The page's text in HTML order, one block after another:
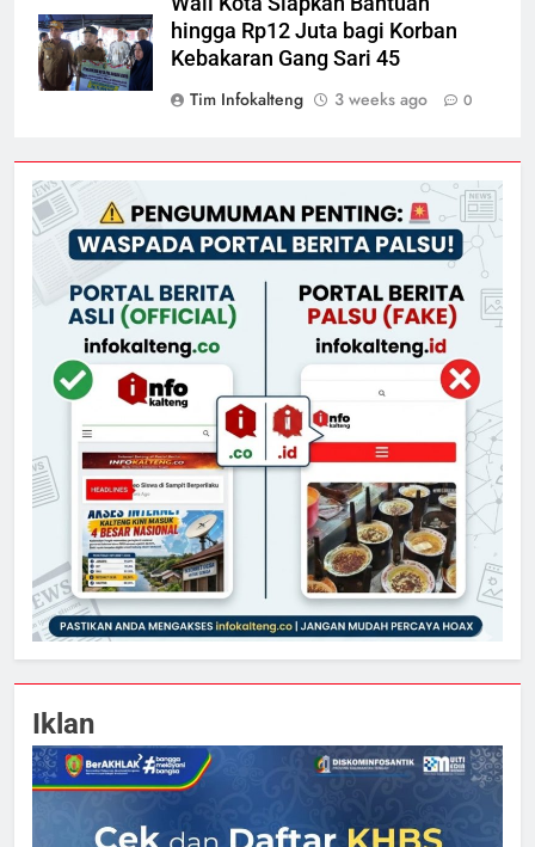
hingga Rp12 Juta bagi Korban
Kebakaran Gang Sari 45
Tim Infokalteng
3 weeks ago 0
Iklan